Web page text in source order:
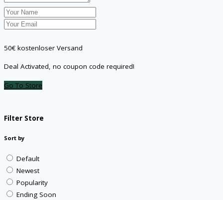
50€ kostenloser Versand
Deal Activated, no coupon code required!
Go To Store
Filter Store
Sort by
Default
Newest
Popularity
Ending Soon